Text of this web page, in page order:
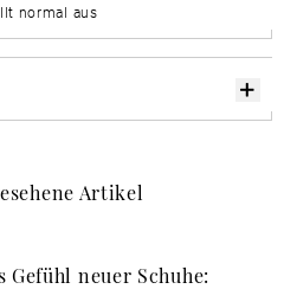
normal aus
Artikel
Gefühl neuer Schuhe: